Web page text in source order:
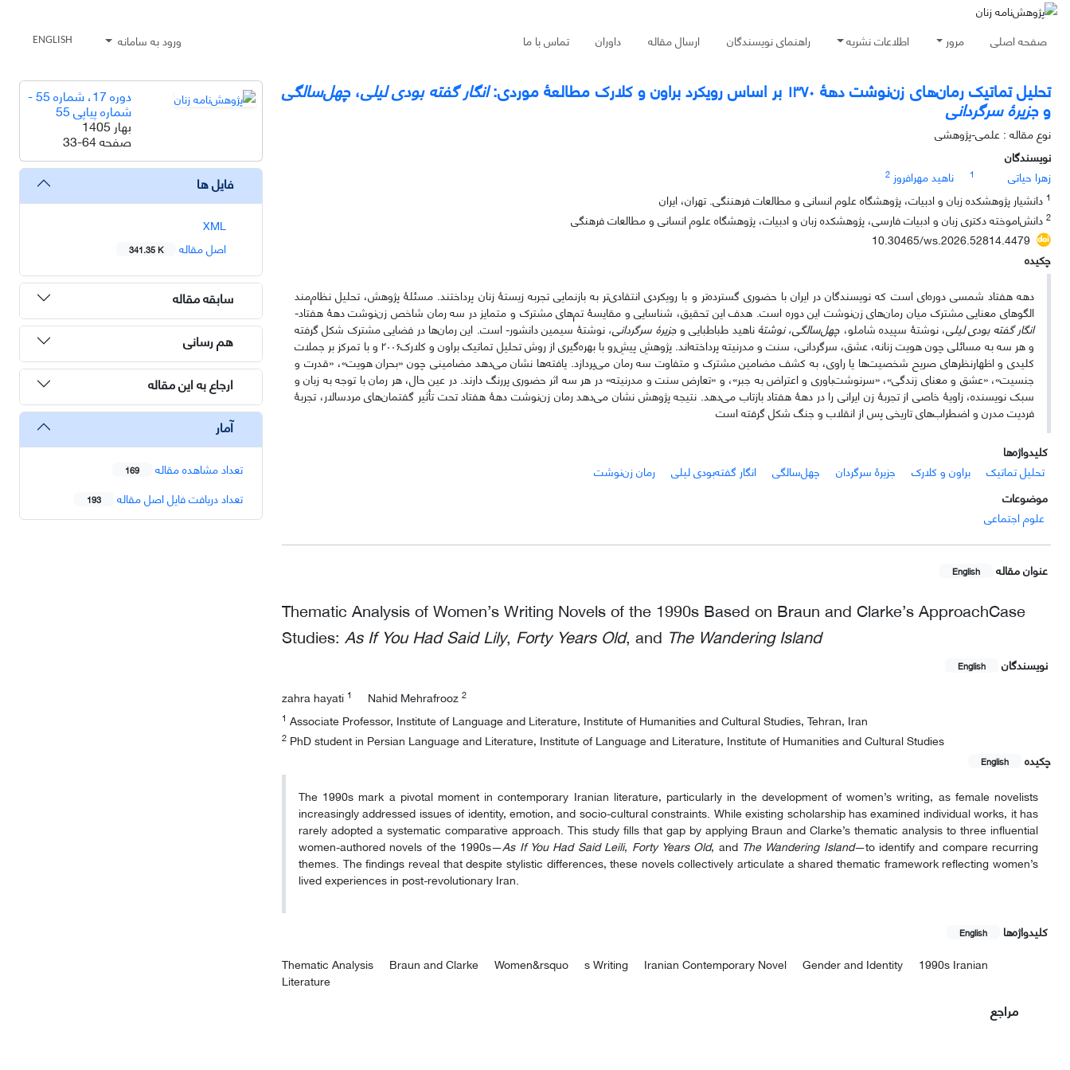
صفحه اصلی مرور اطلاعات نشریه راهنمای نویسندگان ارسال مقاله داوران تماس با ما ورود به سامانه ENGLISH
تحلیل تماتیک رمان‌های زن‌نوشت دهۀ ۱۳۷۰ بر اساس رویکرد براون و کلارکمطالعۀ موردی:انگار گفته بودی لیلی،چهل‌سالگی
وجزیرۀ سرگردانی
نوع مقاله : علمی-پژوهشی
نویسندگان
زهرا حیاتی
1 ناهید مهرافروز 2
1 دانشیار پژوهشکده زبان و ادبیات، پژوهشگاه علوم انسانی و مطالعات فرهننگی. تهران، ایران
2 دانش‌اموخته دکتری زبان و ادبیات فارسی، پژوهشکده زبان و ادبیات، پژوهشگاه علوم انسانی و مطالعات فرهنگی
10.30465/ws.2026.52814.4479
چکیده
دهه هفتاد شمسی دوره‌ای است که نویسندگان در ایران با حضوری گسترده‌تر و با رویکردی انتقادی‌تر به بازنمایی تجربه زیستۀ زنان پرداختند. مسئلۀ پژوهش، تحلیل نظام‌مند
الگوهای معنایی مشترک میان رمان‌های زن‌نوشت این دوره است. هدف این تحقیق، شناسایی و مقایسۀ تم‌های مشترک و متمایز در سه رمان شاخص زن‌نوشت دهۀ هفتاد-
انگار گفته بودی لیلی، نوشتۀ سپیده شاملو، چهل‌سالگی، نوشتۀناهید طباطبایی وجزیرۀ سرگردانی،نوشتۀ سیمین دانشور- است. این رمان‌ها در فضایی مشترک شکل گرفته‌
و هر سه به مسائلی چون هویت زنانه، عشق، سرگردانی، سنت و مدرنیته پرداخته‌اند. پژوهشِ پیشِ‌رو با بهره‌گیری از روشتحلیل تماتیک براون و کلارک۲۰۰۶ و با تمرکز بر جملات
کلیدی و اظهارنظرهای صریح شخصیت‌ها یا راوی، به کشف مضامین مشترک و متفاوت سه رمان می‌پردازد. یافته‌ها نشان می‌دهد مضامینی چون «بحران هویت»، «قدرت و
جنسیت»، «عشق و معنای زندگی»، «سرنوشت‌باوری و اعتراض به جبر»، و «تعارض سنت و مدرنیته» در هر سه اثر حضوری پررنگ دارند. در عین حال، هر رمان با توجه به زبان و
سبک نویسنده، زاویۀ خاصی از تجربۀ زن ایرانی را در دهۀ هفتاد بازتاب می‌دهد. نتیجه پژوهش نشان می‌دهد رمان زن‌نوشت دهۀ هفتاد تحت تأثیر گفتمان‌های مردسالار، تجربۀ
فردیت مدرن و اضطراب‌های تاریخی پس از انقلاب و جنگ شکل گرفته است
کلیدواژه‌ها
تحلیل تماتیک
براون و کلارک جزیرۀ سرگردان چهل‌سالگی انگار گفته‌بودی لیلی
رمان زن‌نوشت
موضوعات
علوم اجتماعی
عنوان مقاله English
Thematic Analysis of Women’s Writing Novels of the 1990s Based on Braun and Clarke’s ApproachCase
Studies: As If You Had Said Lily, Forty Years Old, and The Wandering Island
نویسندگان English
zahra hayati 1 Nahid Mehrafrooz 2
1 Associate Professor, Institute of Language and Literature, Institute of Humanities and Cultural Studies, Tehran, Iran
2 PhD student in Persian Language and Literature, Institute of Language and Literature, Institute of Humanities and Cultural Studies
چکیده
English
The 1990s mark a pivotal moment in contemporary Iranian literature, particularly in the development of women’s writing, as female novelists
increasingly addressed issues of identity, emotion, and socio-cultural constraints. While existing scholarship has examined individual works, it has
rarely adopted a systematic comparative approach. This study fills that gap by applying Braun and Clarke’s thematic analysis to three influential
women-authored novels of the 1990s—As If You Had Said Leili, Forty Years Old, and The Wandering Island—to identify and compare recurring
themes. The findings reveal that despite stylistic differences, these novels collectively articulate a shared thematic framework reflecting women’s
lived experiences in post-revolutionary Iran.
کلیدواژه‌ها English
Thematic Analysis Braun and Clarke Women&rsquo s Writing Iranian Contemporary Novel Gender and Identity
1990s Iranian
Literature
مراجع
دوره 17، شماره 55 -
شماره پیاپی 55
بهار 1405
صفحه33-64
فایل ها
XML
اصل مقاله
341.35 K
سابقه مقاله
هم رسانی
ارجاع به این مقاله
آمار
تعداد مشاهده مقاله 169
تعداد دریافت فایل اصل مقاله 193